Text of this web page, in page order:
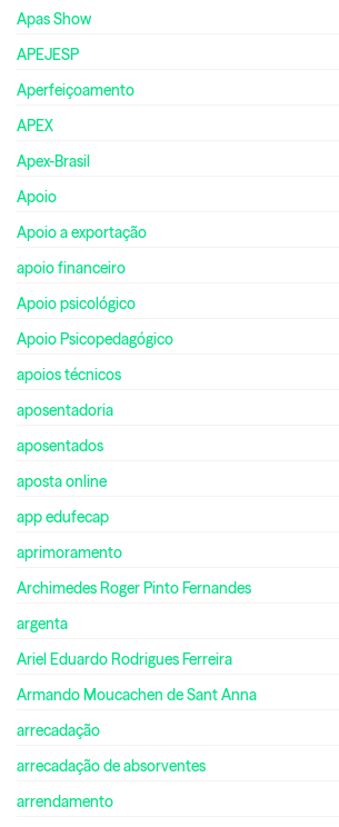
Apas Show
APEJESP
Aperfeiçoamento
APEX
Apex-Brasil
Apoio
Apoio a exportação
apoio financeiro
Apoio psicológico
Apoio Psicopedagógico
apoios técnicos
aposentadoria
aposentados
aposta online
app edufecap
aprimoramento
Archimedes Roger Pinto Fernandes
argenta
Ariel Eduardo Rodrigues Ferreira
Armando Moucachen de Sant Anna
arrecadação
arrecadação de absorventes
arrendamento